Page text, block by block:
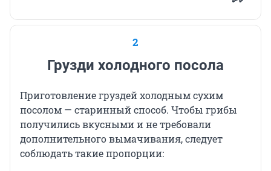
2
Грузди холодного посола
Приготовление груздей холодным сухим
посолом — старинный способ. Чтобы грибы
получились вкусными и не требовали
дополнительного вымачивания, следует
соблюдать такие пропорции: